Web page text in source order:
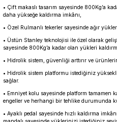
• Çift makaslı tasarım sayesinde 800Kg’a
daha yükseğe kaldırma imkânı,
• Özel Rulmanlı tekerler sayesinde ağır
• Üstün Stanley teknolojisi ile özel olarak
sayesinde 800Kg’a kadar olan yükleri
• Hidrolik sistem, güvenliği arttırır ve
• Hidrolik sistem platformu istediğiniz
sağlar.
• Emniyet kolu sayesinde platform tamamen
engeller ve herhangi bir tehlike durumunda
• Ayaklı pedal sayesinde hızlı kaldırma